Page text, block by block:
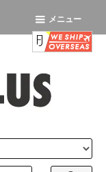
メニュー